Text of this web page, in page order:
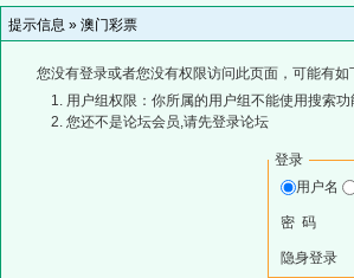
提示信息 » 澳门彩票
您没有登录或者您没有权限访问此页面，可能有如
用户组权限：你所属的用户组不能使用搜索功
您还不是论坛会员,请先登录论坛
登录
用户名
密 码
隐身登录